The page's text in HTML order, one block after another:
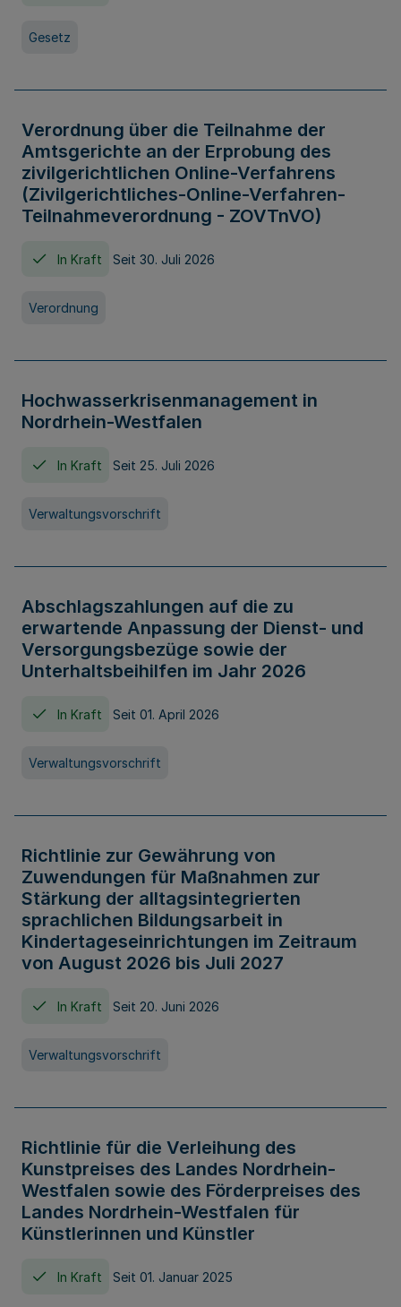
Gesetz
Verordnung über die Teilnahme der
Amtsgerichte an der Erprobung des
zivilgerichtlichen Online-Verfahrens
(Zivilgerichtliches-Online-Verfahren-
Teilnahmeverordnung - ZOVTnVO)
In Kraft Seit 30. Juli 2026
Verordnung
Hochwasserkrisenmanagement in
Nordrhein-Westfalen
In Kraft Seit 25. Juli 2026
Verwaltungsvorschrift
Abschlagszahlungen auf die zu
erwartende Anpassung der Dienst- und
Versorgungsbezüge sowie der
Unterhaltsbeihilfen im Jahr 2026
In Kraft Seit 01. April 2026
Verwaltungsvorschrift
Richtlinie zur Gewährung von
Zuwendungen für Maßnahmen zur
Stärkung der alltagsintegrierten
sprachlichen Bildungsarbeit in
Kindertageseinrichtungen im Zeitraum
von August 2026 bis Juli 2027
In Kraft Seit 20. Juni 2026
Verwaltungsvorschrift
Richtlinie für die Verleihung des
Kunstpreises des Landes Nordrhein-
Westfalen sowie des Förderpreises des
Landes Nordrhein-Westfalen für
Künstlerinnen und Künstler
In Kraft Seit 01. Januar 2025